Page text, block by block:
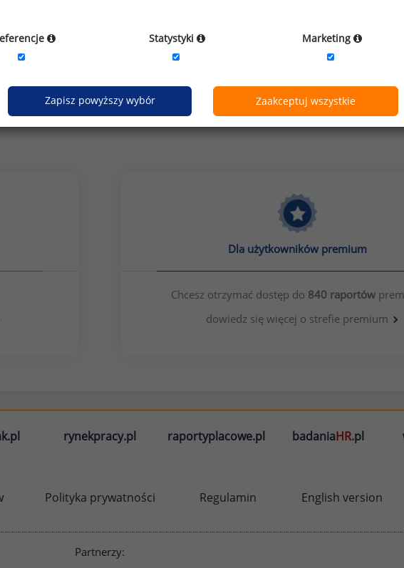
grupa stanowisk: usługi: gastronomia próba: 151 -
Jak uzyskać dostęp do raportu?
Dla użytkowników premium
Chcesz otrzymać dostęp do 840 raportów
dowiedz się więcej o strefie premium
rynekpracy.pl raportyplacowe.pl badaniaHR.pl
Polityka prywatności Regulamin English version
Partnerzy:
Statystyki Marketing
Zapisz powyższy wybór Zaakceptuj wszystkie